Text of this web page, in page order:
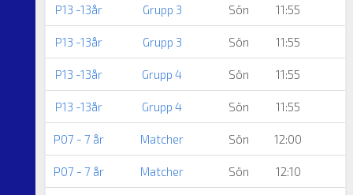
P13 -13år Grupp 3 Sön 11:55
P13 -13år Grupp 3 Sön 11:55
P13 -13år Grupp 4 Sön 11:55
P13 -13år Grupp 4 Sön 11:55
P07 - 7 år Matcher Sön 12:00
P07 - 7 år Matcher Sön 12:10